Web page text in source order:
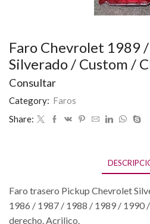
Faro Chevrolet 1989
Silverado / Custom /
Consultar
Category: Faros
Share:
Faro trasero Pickup Chevrolet
1986 / 1987 / 1988 / 1989 / 1990
derecho. Acrilico.